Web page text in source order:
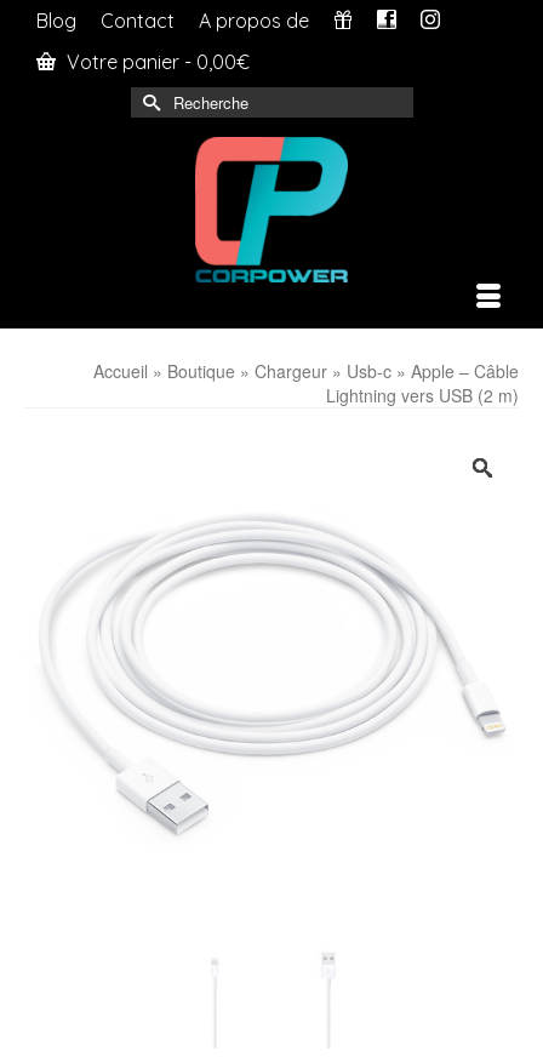
Blog Contact
A propos de
Votre panier - 0,00€
Rechercher :
Accueil » Boutique » Chargeur » Usb-c » Apple – Câble
Lightning vers USB (2 m)